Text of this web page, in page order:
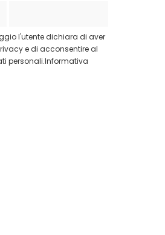
l'utente dichiara di aver
e di acconsentire al
personali.Informativa